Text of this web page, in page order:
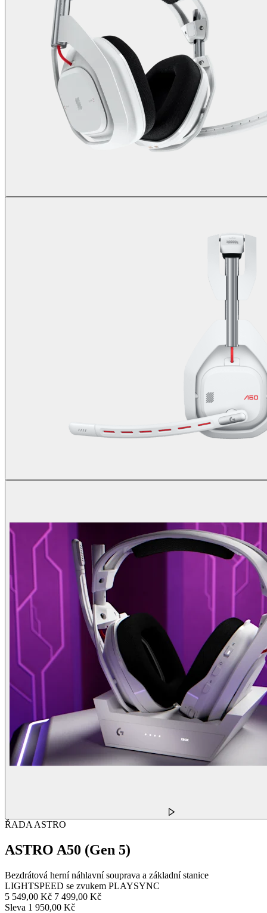
ŘADA ASTRO
ASTRO A50 (Gen 5)
Bezdrátová herní náhlavní souprava a základní stanice
LIGHTSPEED se zvukem PLAYSYNC
5 549,00 Kč 7 499,00 Kč
Sleva 1 950,00 Kč